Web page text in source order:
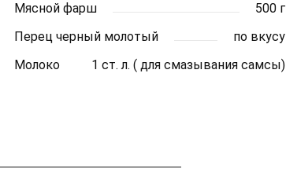
Мясной фарш
500 г
Перец черный молотый
по вкусу
Молоко 1 ст. л. ( для смазывания самсы)